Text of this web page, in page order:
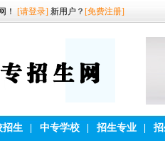
！ [请登录] 新用户？ [免费注册]
招生 中专学校 招生专业